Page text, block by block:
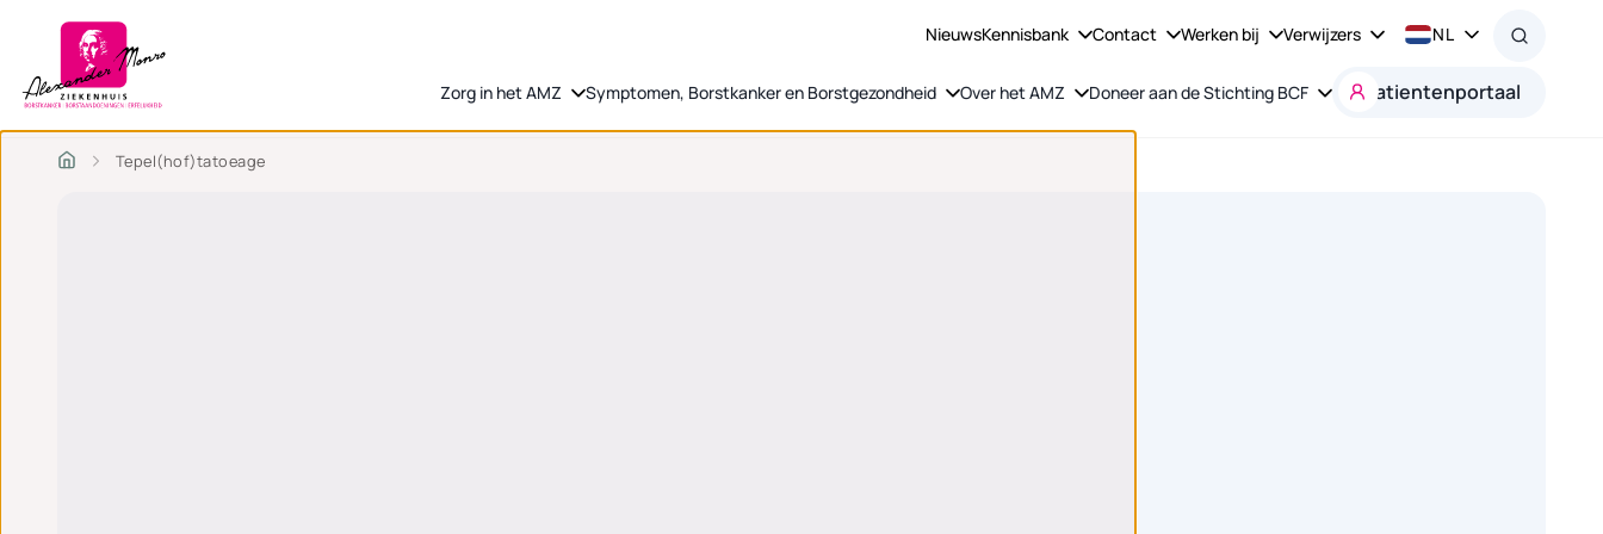
NieuwsKennisbank Contact Werken bij Verwijzers NL
Zorg in het AMZ Symptomen, Borstkanker en Borstgezondheid Over het AMZ Doneer aan de Stichting BCF Patientenportaal
Tepel(hof)tatoeage